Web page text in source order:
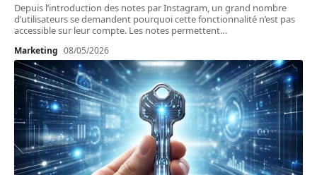
Depuis l’introduction des notes par Instagram, un grand nombre
d’utilisateurs se demandent pourquoi cette fonctionnalité n’est pas
accessible sur leur compte. Les notes permettent…
Marketing 08/05/2026